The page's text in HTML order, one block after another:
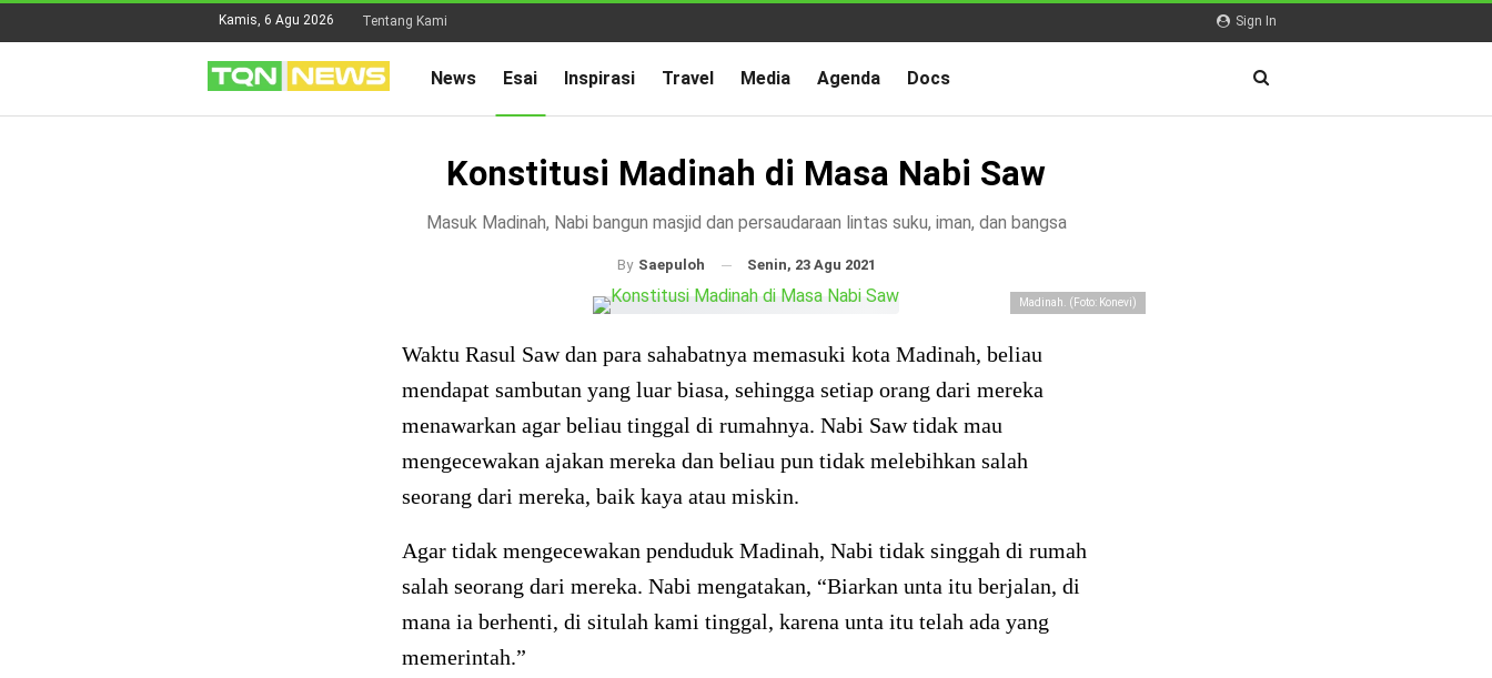
Sign In
Kamis, 6 Agu 2026 Tentang Kami
News Esai Inspirasi Travel Media Agenda Docs
Konstitusi Madinah di Masa Nabi Saw
Masuk Madinah, Nabi bangun masjid dan persaudaraan lintas suku, iman, dan bangsa
By Saepuloh Senin, 23 Agu 2021
Madinah. (Foto: Konevi)
Waktu Rasul Saw dan para sahabatnya memasuki kota Madinah, beliau
mendapat sambutan yang luar biasa, sehingga setiap orang dari mereka
menawarkan agar beliau tinggal di rumahnya. Nabi Saw tidak mau
mengecewakan ajakan mereka dan beliau pun tidak melebihkan salah
seorang dari mereka, baik kaya atau miskin.
Agar tidak mengecewakan penduduk Madinah, Nabi tidak singgah di rumah
salah seorang dari mereka. Nabi mengatakan, “Biarkan unta itu berjalan, di
mana ia berhenti, di situlah kami tinggal, karena unta itu telah ada yang
memerintah.”